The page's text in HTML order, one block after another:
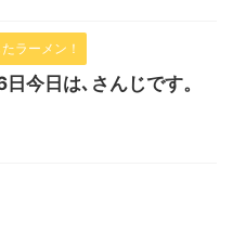
ラーメン！
今日は､さんじです。